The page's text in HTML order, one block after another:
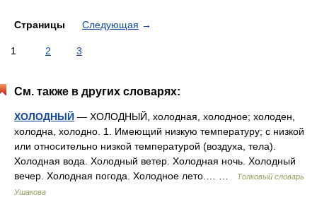
Страницы Следующая →
1 2 3
См. также в других словарях:
ХОЛОДНЫЙ — ХОЛОДНЫЙ, холодная, холодное; холоден,
холодна, холодно. 1. Имеющий низкую температуру; с низкой
или относительно низкой температурой (воздуха, тела).
Холодная вода. Холодный ветер. Холодная ночь. Холодный
вечер. Холодная погода. Холодное лето.… …
Толковый словарь
Ушакова